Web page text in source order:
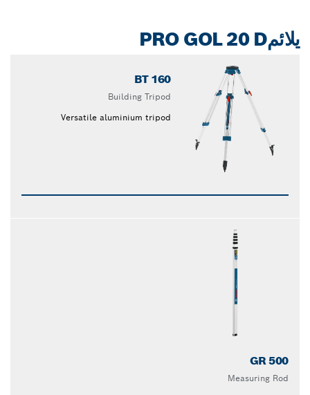
يلائمPRO GOL 20 D
BT 160
Building Tripod
Versatile aluminium tripod
GR 500
Measuring Rod